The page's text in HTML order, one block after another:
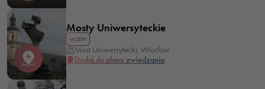
Mosty Uniwersyteckie
MOSTY
Most Uniwersytecki, Wrocław
Dodaj do planu zwiedzania